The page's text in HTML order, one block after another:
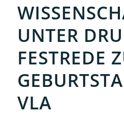
UNTER
FESTREDE
VLA